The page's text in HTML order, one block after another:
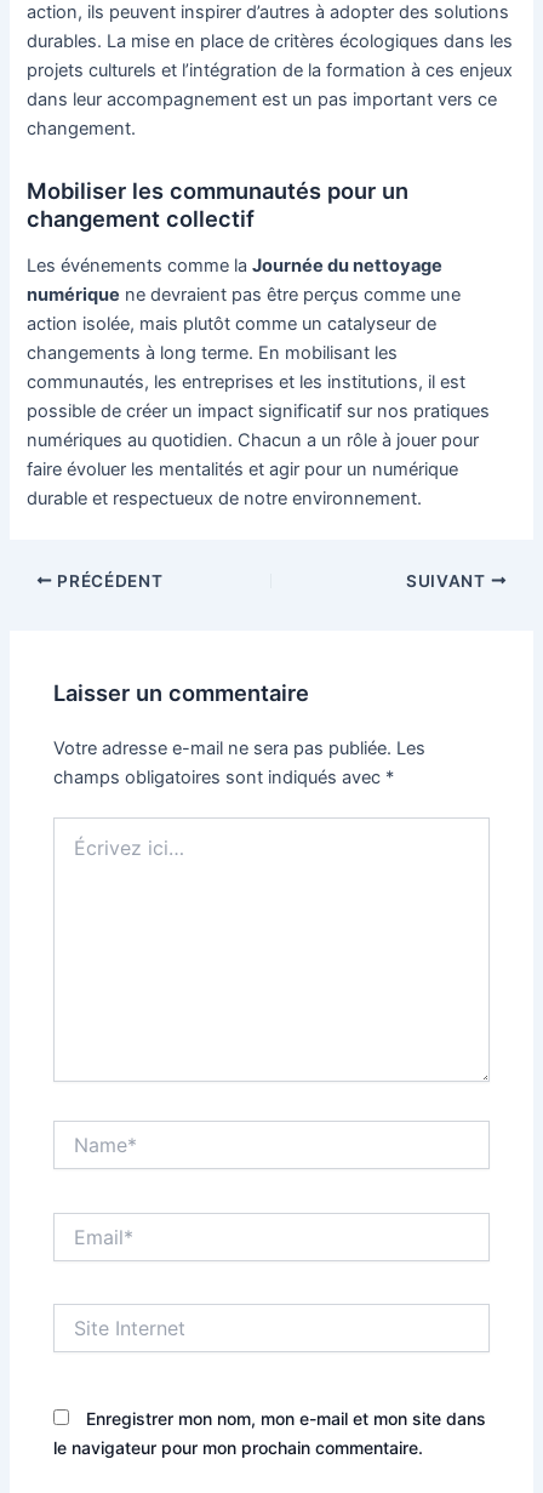
action, ils peuvent inspirer d’autres à adopter des solutions
durables. La mise en place de critères écologiques dans les
projets culturels et l’intégration de la formation à ces enjeux
dans leur accompagnement est un pas important vers ce
changement.
Mobiliser les communautés pour un
changement collectif
Les événements comme laJournée du nettoyage
numérique ne devraient pas être perçus comme une
action isolée, mais plutôt comme un catalyseur de
changements à long terme. En mobilisant les
communautés, les entreprises et les institutions, il est
possible de créer un impact significatif sur nos pratiques
numériques au quotidien. Chacun a un rôle à jouer pour
faire évoluer les mentalités et agir pour un numérique
durable et respectueux de notre environnement.
NavigationPRÉCÉDENT SUIVANT
Laisser un commentaire
Votre adresse e-mail ne sera pas publiée. Les
champs obligatoires sont indiqués avec *
ici…
Internet
Enregistrer mon nom, mon e-mail et mon site dans
le navigateur pour mon prochain commentaire.